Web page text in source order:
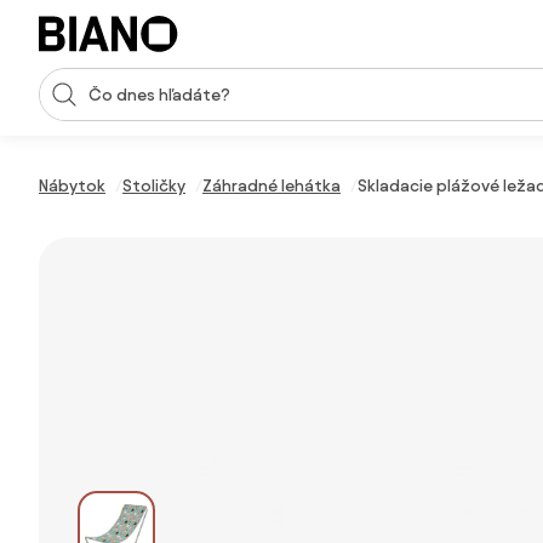
Preskočiť navigáciu, prejsť na obsah
Vstup pre vyhľadávanie
Nábytok Stoličky Záhradné lehátka Skladacie plážové